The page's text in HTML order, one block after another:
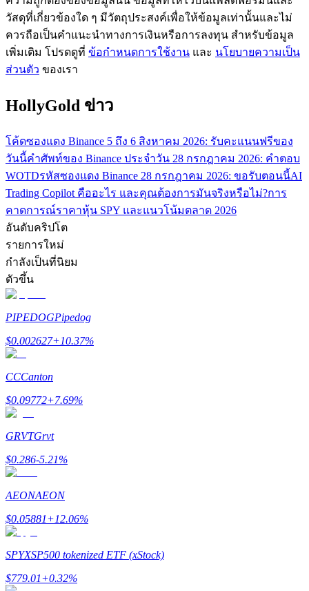
เรียนรู้วิธีการรักษาผลกำไร
ได้รับ
พาวเวอร์พิกกี้
การปักหลัก
วัสดุที่เกี่ยวข้องใด ๆ มีวัตถุประสงค์เพื่อให้ข้อมูลเท่านั้นและไม่
ควรถือเป็นคำแนะนำทางการเงินหรือการลงทุน สำหรับข้อมูล
เพิ่มเติม โปรดดูที่ ข้อกำหนดการใช้งาน และ นโยบายความเป็น
ส่วนตัว ของเรา
HollyGold ข่าว
โค้ดซองแดง Binance 5 ถึง 6 สิงหาคม 2026: รับคะแนนฟรีของ
วันนี้คำศัพท์ของ Binance ประจำวัน 28 กรกฎาคม 2026: คำตอบ
WOTDรหัสซองแดง Binance 28 กรกฎาคม 2026: ขอรับตอนนี้AI
Trading Copilot คืออะไร และคุณต้องการมันจริงหรือไม่?การ
คาดการณ์ราคาหุ้น SPY และแนวโน้มตลาด 2026
อันดับคริปโต
รายการใหม่
กำลังเป็นที่นิยม
ตัวขึ้น
PIPEDOGPipedog
$0.002627+10.37%
CCCanton
$0.09772+7.69%
GRVTGrvt
$0.286-5.21%
AEONAEON
$0.05881+12.06%
SPYXSP500 tokenized ETF (xStock)
$779.01+0.32%